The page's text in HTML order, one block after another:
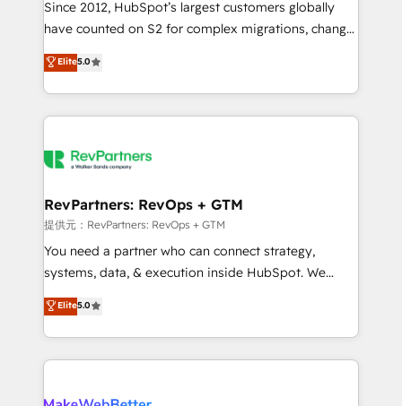
measurable impact.
Since 2012, HubSpot’s largest customers globally
have counted on S2 for complex migrations, change
management, systems integration, and creative
solutions that deliver measurable impact and
transform brand experiences As one of the few full-
service creative agencies in the HubSpot
winning design to build scalable, globally
marketing campaigns, & RevOps frameworks that
fuel long-term success We connect the entire
customer lifecycle through seamless integrations,
ensure long-term adoption with change-
and service to drive sustainable growth With 6 key
HubSpot accreditations and experience across
Elite5.0
RevPartners: RevOps + GTM
提供元：RevPartners: RevOps + GTM
You need a partner who can connect strategy,
systems, data, & execution inside HubSpot. We
bridge the gap where most agencies fall short by
combining GTM strategy with technical execution to
solve the right problem with the right solution. As the
only firm in the world to hold Elite Partner
clients gain a unique advantage in CRM architecture,
Elite5.0